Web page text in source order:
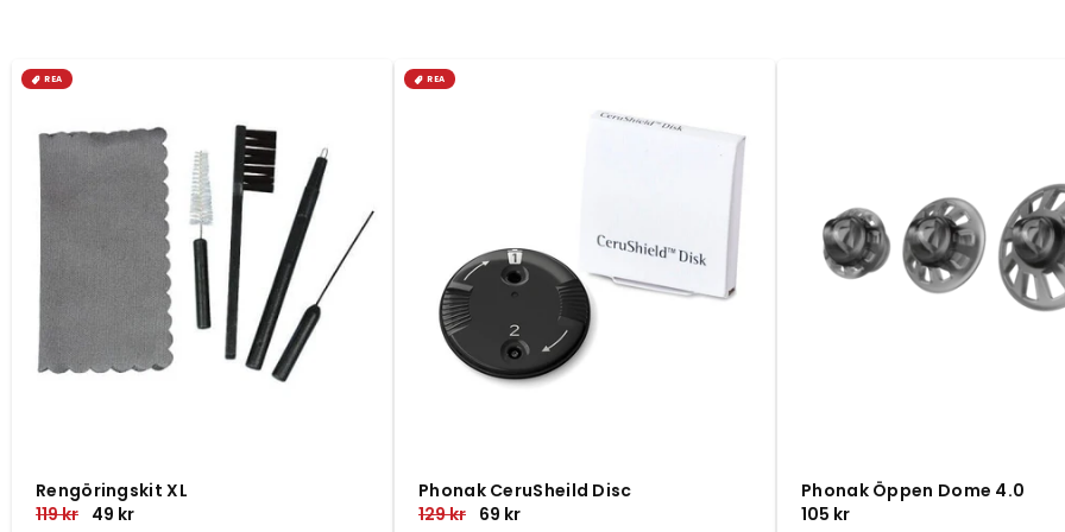
Rengöringskit XL
Ordinarie
119 kr Försäljningspris
49 kr
Phonak CeruSheild Disc
Ordinarie
129 kr Försäljningspris
69 kr
Phonak Öppen Dome 4.0
Ordinarie
105 kr